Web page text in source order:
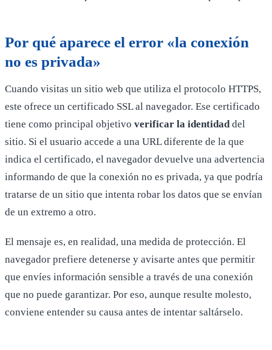
Por qué aparece el error «la conexión
no es privada»
Cuando visitas un sitio web que utiliza el protocolo HTTPS,
este ofrece un certificado SSL al navegador. Ese certificado
tiene como principal objetivo verificar la identidaddel
sitio. Si el usuario accede a una URL diferente de la que
indica el certificado, el navegador devuelve una advertencia
informando de que la conexión no es privada, ya que podría
tratarse de un sitio que intenta robar los datos que se envían
de un extremo a otro.
El mensaje es, en realidad, una medida de protección. El
navegador prefiere detenerse y avisarte antes que permitir
que envíes información sensible a través de una conexión
que no puede garantizar. Por eso, aunque resulte molesto,
conviene entender su causa antes de intentar saltárselo.